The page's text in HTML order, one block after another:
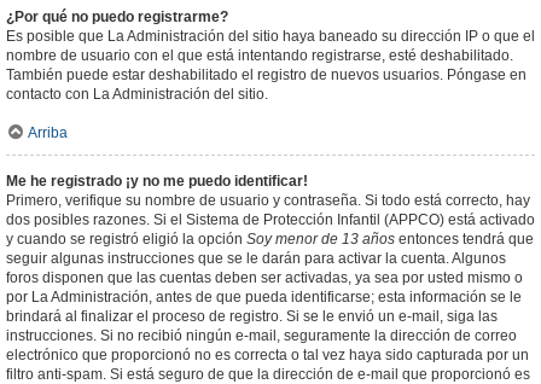
¿Por qué no puedo registrarme?
Es posible que La Administración del sitio haya baneado su dirección IP o que el
nombre de usuario con el que está intentando registrarse, esté deshabilitado.
También puede estar deshabilitado el registro de nuevos usuarios. Póngase en
contacto con La Administración del sitio.
Arriba
Me he registrado ¡y no me puedo identificar!
Primero, verifique su nombre de usuario y contraseña. Si todo está correcto, hay
dos posibles razones. Si el Sistema de Protección Infantil (APPCO) está activado
y cuando se registró eligió la opción Soy menor de 13 años entonces tendrá que
seguir algunas instrucciones que se le darán para activar la cuenta. Algunos
foros disponen que las cuentas deben ser activadas, ya sea por usted mismo o
por La Administración, antes de que pueda identificarse; esta información se le
brindará al finalizar el proceso de registro. Si se le envió un e-mail, siga las
instrucciones. Si no recibió ningún e-mail, seguramente la dirección de correo
electrónico que proporcionó no es correcta o tal vez haya sido capturada por un
filtro anti-spam. Si está seguro de que la dirección de e-mail que proporcionó es